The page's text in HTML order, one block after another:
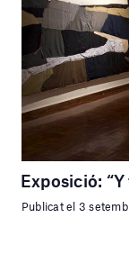
Exposició:
Publicat el 3